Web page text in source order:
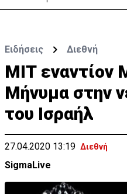
Ειδήσεις Διεθνή
ΜΙΤ εναντίον
Μήνυμα στην
του Ισραήλ
27.04.2020 13:19 Διεθνή
SigmaLive